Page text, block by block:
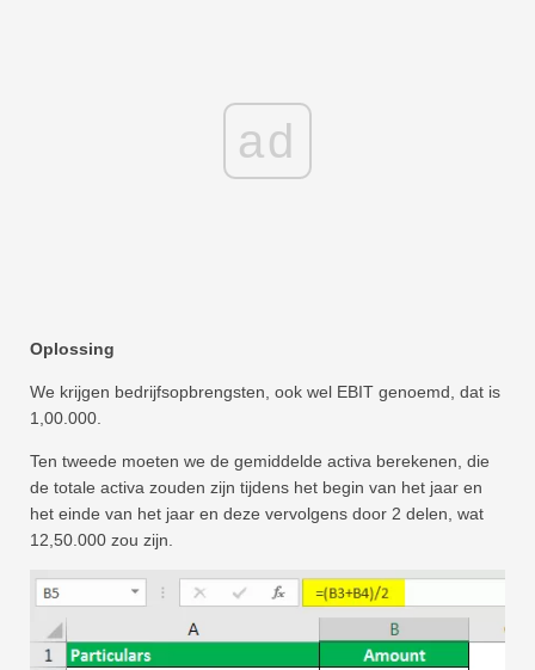
ad
Oplossing
We krijgen bedrijfsopbrengsten, ook wel EBIT genoemd, dat is
1,00.000.
Ten tweede moeten we de gemiddelde activa berekenen, die
de totale activa zouden zijn tijdens het begin van het jaar en
het einde van het jaar en deze vervolgens door 2 delen, wat
12,50.000 zou zijn.